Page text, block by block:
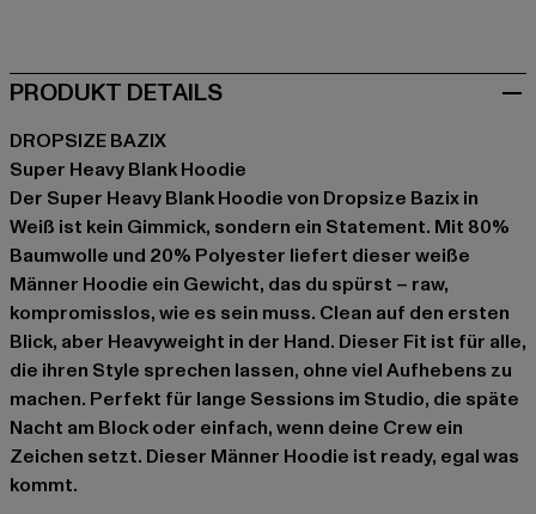
PRODUKT DETAILS
DROPSIZE BAZIX
Super Heavy Blank Hoodie
Der Super Heavy Blank Hoodie von Dropsize Bazix in
Weiß ist kein Gimmick, sondern ein Statement. Mit 80%
Baumwolle und 20% Polyester liefert dieser weiße
Männer Hoodie ein Gewicht, das du spürst – raw,
kompromisslos, wie es sein muss. Clean auf den ersten
Blick, aber Heavyweight in der Hand. Dieser Fit ist für alle,
die ihren Style sprechen lassen, ohne viel Aufhebens zu
machen. Perfekt für lange Sessions im Studio, die späte
Nacht am Block oder einfach, wenn deine Crew ein
Zeichen setzt. Dieser Männer Hoodie ist ready, egal was
kommt.